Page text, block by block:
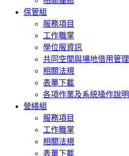
保管組
服務項目
工作職掌
學位服資訊
共同空間與場地借用管理
相關法規
表單下載
各項作業及系統操作說明
營繕組
服務項目
工作職掌
相關法規
表單下載